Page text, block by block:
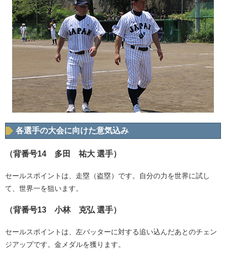
各選手の大会に向けた意気込み
（背番号14 多田 祐大 選手）
セールスポイントは、走塁（盗塁）です。自分の力を世界に試し
て、世界一を狙います。
（背番号13 小林 克弘 選手）
セールスポイントは、左バッターに対する追い込んだあとのチェン
ジアップです。金メダルを獲ります。